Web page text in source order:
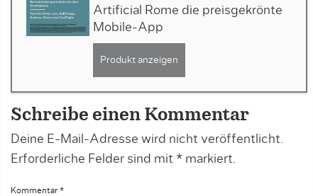
Artificial Rome die preisgekrönte
Mobile-App
Produkt anzeigen
Schreibe einen Kommentar
Deine E-Mail-Adresse wird nicht veröffentlicht.
Erforderliche Felder sind mit * markiert.
Kommentar *